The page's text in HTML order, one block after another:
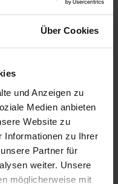
Über Cookies
und Anzeigen zu
Medien anbieten
Website zu
Informationen zu Ihrer
Partner für
weiter. Unsere
möglicherweise mit
als Scharnier
mit
Papierstreifen
montiert werden.
mit 2,0mm oder